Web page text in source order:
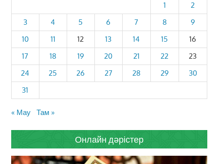
1
2
3
4 5 6 7 8
9
10
11 12 13 14 15
16
17
18 19 20 21 22
23
24
25 26 27 28 29
30
31
« Мау Там »
Онлайн дәрістер